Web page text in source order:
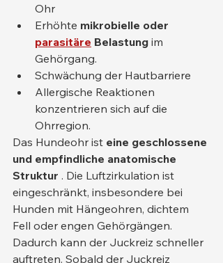
Ohr
Erhöhte mikrobielle oder
parasitäre Belastung im
Gehörgang.
Schwächung der Hautbarriere
Allergische Reaktionen
konzentrieren sich auf die
Ohrregion.
Das Hundeohr ist eine geschlossene
und empfindliche anatomische
Struktur . Die Luftzirkulation ist
eingeschränkt, insbesondere bei
Hunden mit Hängeohren, dichtem
Fell oder engen Gehörgängen.
Dadurch kann der Juckreiz schneller
auftreten. Sobald der Juckreiz